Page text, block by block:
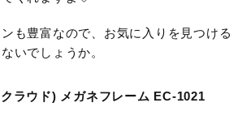
も豊富なので、お気に入りを見つける
いでしょうか。
ラウド) メガネフレーム EC-1021